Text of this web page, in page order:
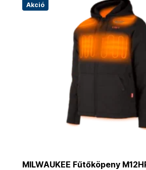
Akció
MILWAUKEE Fűtőköpeny